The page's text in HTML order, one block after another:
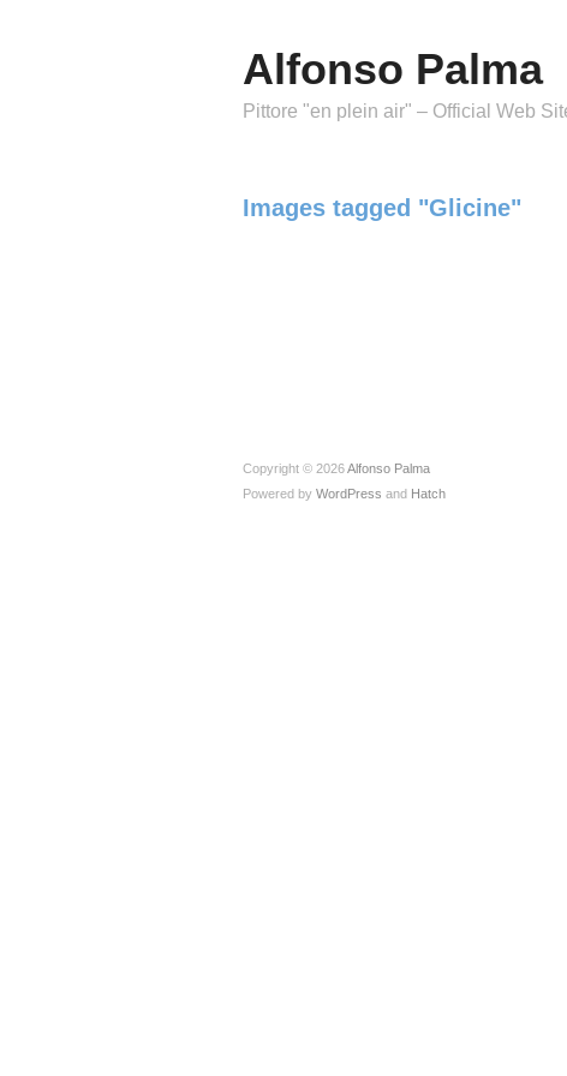
Alfonso Palma
Pittore "en plein air" – Official Web
Images tagged "Glicine"
Copyright © 2026Alfonso Palma
Powered by WordPress and Hatch